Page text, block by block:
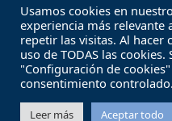
Copyright
Términos legales
Términos y
Usamos cookies en
experiencia más relevante
repetir las visitas. Al hacer
uso de TODAS las
"Configuración de
consentimiento controlado.
Leer más Aceptar todo